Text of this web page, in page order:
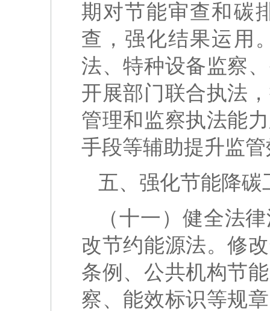
期对节能审查和碳
查，强化结果运用
法、特种设备监察
开展部门联合执法
管理和监察执法能
手段等辅助提升监
五、强化节能降碳
（十一）健全法
改节约能源法。修
条例、公共机构节
察、能效标识等规